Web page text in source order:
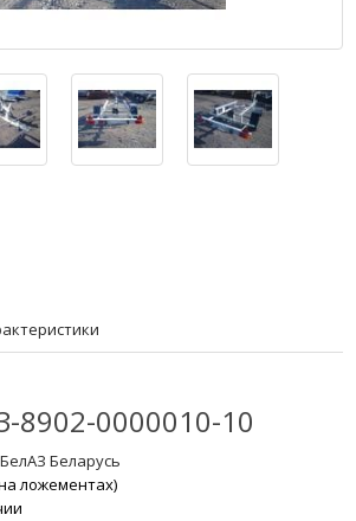
8902-0000010-10
Беларусь
ложементах)